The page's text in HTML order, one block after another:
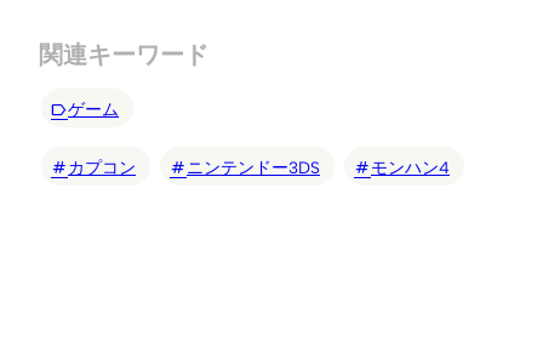
関連キーワード
ゲーム
カプコン ニンテンドー3DS モンハン4